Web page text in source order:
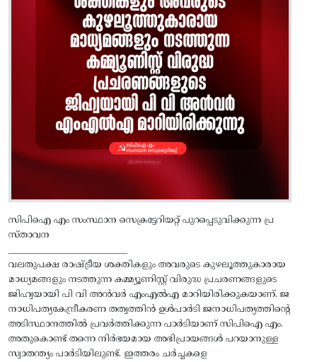
സിപിഐ എം സംസ്ഥാന സെക്രട്ടേറിയറ്റ് പുറപ്പെടുവിക്കുന്ന പ്ര
സ്താവന
വലതുപക്ഷ രാഷ്ട്രീയ ശക്തികളും അവരുടെ കുഴലൂത്തുകാരായ
മാധ്യമങ്ങളും നടത്തുന്ന കമ്മ്യൂണിസ്റ്റ് വിരുദ്ധ പ്രചരണങ്ങളുടെ
ജിഹ്വയായി പി വി അൻവർ എംഎൽഎ മാറിയിരിക്കുകയാണ്. ജ
നാധിപത്യകേന്ദ്രീകരണ തത്വത്തിൻ ഉൾപാർടി ജനാധിപത്യത്തിന്റെ
അടിസ്ഥാനത്തിൽ പ്രവർത്തിക്കുന്ന പാർടിയാണ് സിപിഐ എം.
അതുകൊണ്ട് തന്നെ നിർഭയമായ അഭിപ്രായങ്ങൾ പറയാനുള്ള
സ്വാതന്ത്യം പാർടിയിലുണ്ട്. ഇത്തരം ചർച്ചകളെ